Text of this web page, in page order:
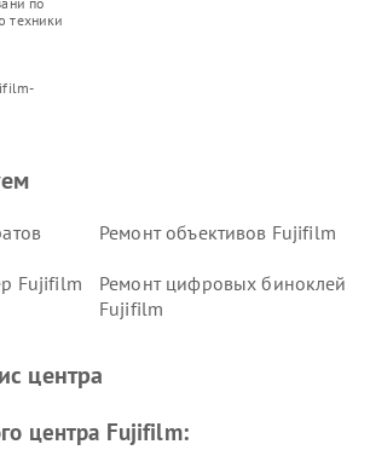
техники
Ремонт объективов Fujifilm
Fujifilm
Ремонт цифровых биноклей
Fujifilm
центра
центра Fujifilm: